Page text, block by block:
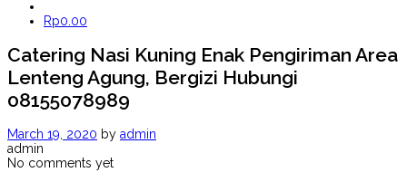
Rp0.00
Catering Nasi Kuning Enak Pengiriman Area
Lenteng Agung, Bergizi Hubungi
08155078989
March 19, 2020 by admin
admin
No comments yet